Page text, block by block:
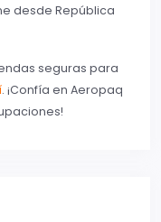
desde República
seguras para
. ¡Confía en Aeropaq